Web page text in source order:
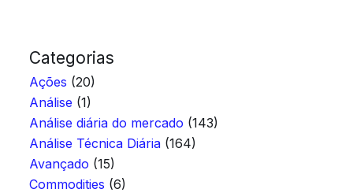
Categorias
Ações (20)
Análise (1)
Análise diária do mercado (143)
Análise Técnica Diária (164)
Avançado (15)
Commodities (6)